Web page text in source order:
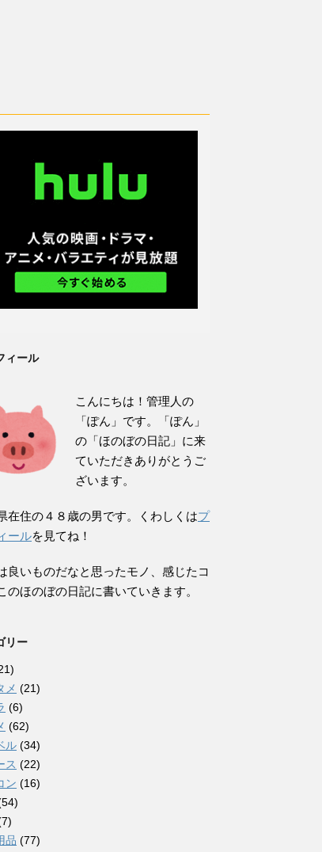
ィール
こんにちは！管理人の
「ぽん」です。「ぽん」
の「ほのぼの日記」に来
ていただきありがとうご
ざいます。
在住の４８歳の男です。くわしくはプ
ールを見てね！
良いものだなと思ったモノ、感じたコ
のほのぼの日記に書いていきます。
リー
メ (21)
(6)
(62)
ル (34)
ス (22)
ン (16)
品 (77)